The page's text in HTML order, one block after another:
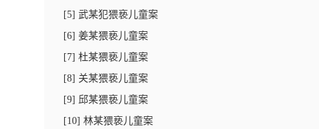
[5] 武某犯猥亵儿童案
[6] 姜某猥亵儿童案
[7] 杜某猥亵儿童案
[8] 关某猥亵儿童案
[9] 邱某猥亵儿童案
[10] 林某猥亵儿童案